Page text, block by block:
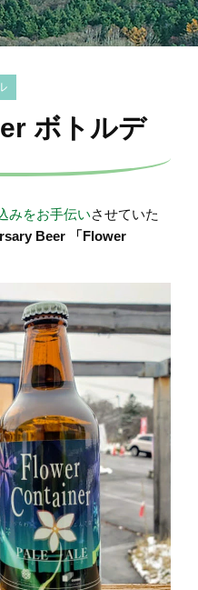
ボトルデ
みをお手伝いさせていた
Beer 「Flower